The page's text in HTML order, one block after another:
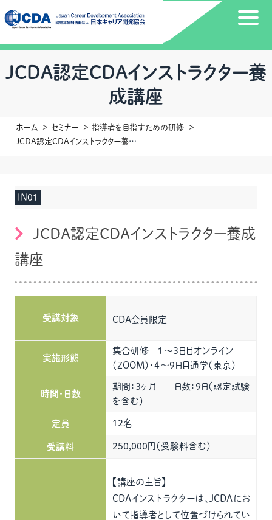
JCDA認定CDAインストラクター養
成講座
ホーム セミナー
指導者を目指すための研修
JCDA認定CDAインストラクター養成講座
IN01
JCDA認定CDAインストラクター養成
講座
受講対象 CDA会員限定
実施形態
集合研修 1～3日目オンライン
（ZOOM）・4～9日目通学（東京）
時間・日数
期間：３ヶ月 日数：９日（認定試験
を含む）
定員 12名
受講料 250,000円（受験料含む）
【講座の主旨】
CDAインストラクターは、JCDAにお
いて指導者として位置づけられてい